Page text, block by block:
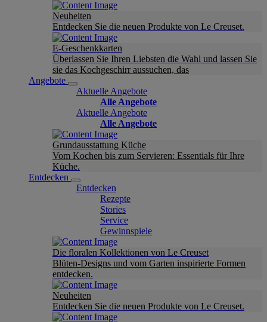
Neuheiten
Entdecken Sie die neuen Produkte von Le Creuset.
E-Geschenkkarten
Überlassen Sie Ihren Liebsten die Wahl und lassen Sie
sie das Kochgeschirr aussuchen, das
Angebote
Aktuelle Angebote
Alle Angebote
Aktuelle Angebote
Alle Angebote
Grundausstattung Küche
Vom Kochen bis zum Servieren: Essentials für Ihre
Küche.
Entdecken
Entdecken
Rezepte
Stories
Service
Gewinnspiele
Die floralen Kollektionen von Le Creuset
Blüten-Designs und vom Garten inspirierte Formen
entdecken.
Neuheiten
Entdecken Sie die neuen Produkte von Le Creuset.